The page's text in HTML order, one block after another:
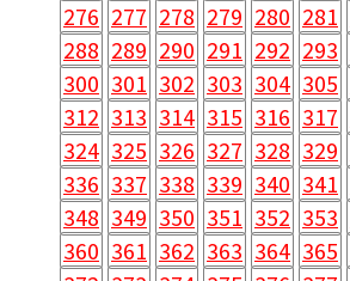
276 277 278 279 280 281
288 289 290 291 292 293
300 301 302 303 304 305
312 313 314 315 316 317
324 325 326 327 328 329
336 337 338 339 340 341
348 349 350 351 352 353
360 361 362 363 364 365